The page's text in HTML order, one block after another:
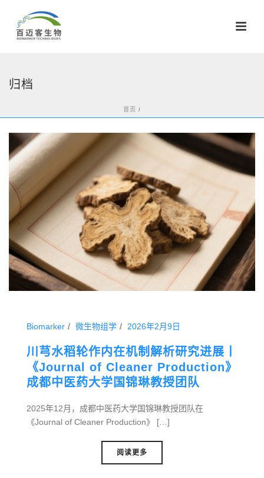
归档
首页 /
Biomarker 微生物组学 2026年2月9日
川芎水稻轮作内在机制解析研究进展丨
《Journal of Cleaner Production》
成都中医药大学国锦琳教授团队
2025年12月，成都中医药大学国锦琳教授团队在
《Journal of Cleaner Production》 […]
阅读更多